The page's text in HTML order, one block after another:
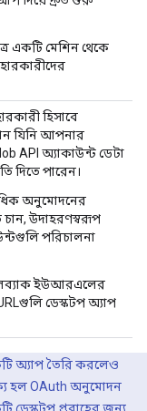
একটি মেশিন থেকে
হিসাবে
যিনি আপনার
API অ্যাকাউন্ট ডেটা
দিতে পারেন।
অনুমোদনের
চান, উদাহরণস্বরূপ
পরিচালনা
ইউআরএলের
ডেস্কটপ অ্যাপ
অ্যাপ তৈরি করলেও
হল OAuth অনুমোদন